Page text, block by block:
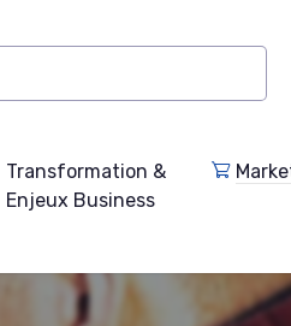
Transformation &
Enjeux Business